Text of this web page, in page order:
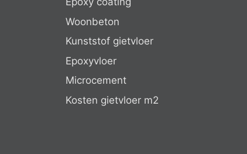
Woonbeton
Kunststof gietvloer
Epoxyvloer
Microcement
Kosten gietvloer m2